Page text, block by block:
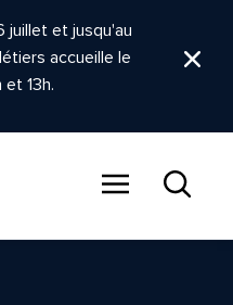
juillet et jusqu'au
accueille le
13h.